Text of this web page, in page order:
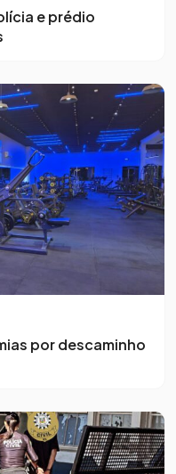
e prédio
por descaminho